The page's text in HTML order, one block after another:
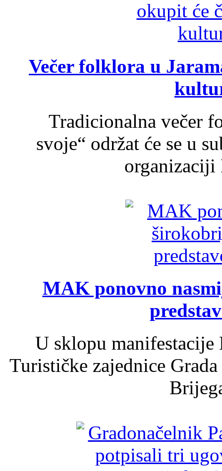
Večer folklora u
Tradicionalna večer
svoje“ održat će se u
organizaciji
MAK ponovno
U sklopu
Turističke zajednice